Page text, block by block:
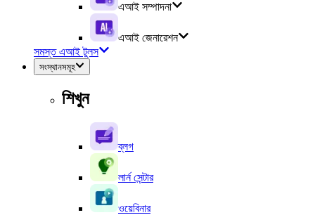
এআই সম্পাদনা
এআই জেনারেশন
সমস্ত এআই টুলস
সংস্থানসমূহ
শিখুন
ব্লগ
লার্ন সেন্টার
ওয়েবিনার